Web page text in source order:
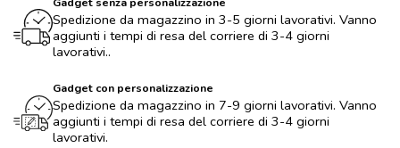
Spedizione da magazzino in 3-5 giorni lavorativi. Vanno
aggiunti i tempi di resa del corriere di 3-4 giorni
lavorativi..
Gadget con personalizzazione
Spedizione da magazzino in 7-9 giorni lavorativi. Vanno
aggiunti i tempi di resa del corriere di 3-4 giorni
lavorativi.